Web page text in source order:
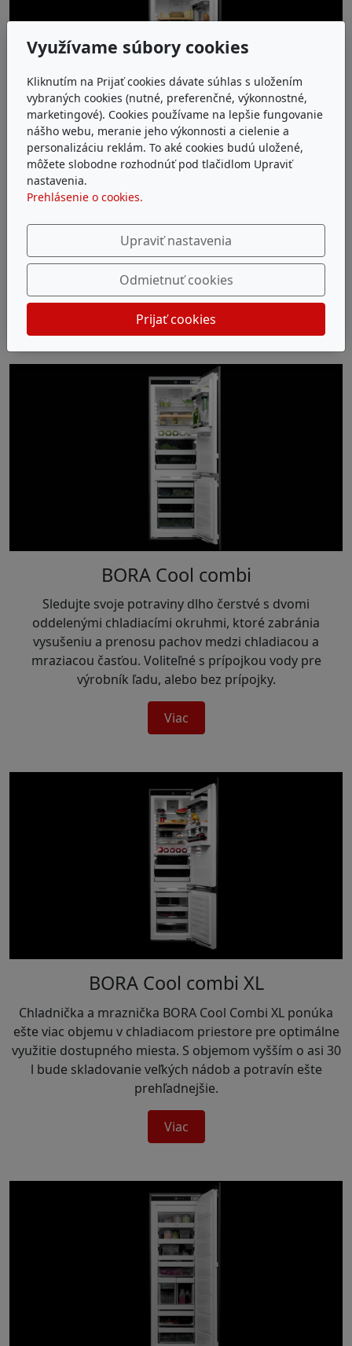
požiadavky. Dokonale doplnená užitočným
príslušenstvom a podľa individuálnych preferencií s,
alebo bez 4-hviezdičkového mraziaceho priečinka.
BORA Cool combi
Sledujte svoje potraviny dlho čerstvé s dvomi
oddelenými chladiacími okruhmi, ktoré zabránia
vysušeniu a prenosu pachov medzi chladiacou a
mraziacou časťou. Voliteľné s prípojkou vody pre
výrobník ľadu, alebo bez prípojky.
Viac
BORA Cool combi XL
Chladnička a mraznička BORA Cool Combi XL ponúka
ešte viac objemu v chladiacom priestore pre optimálne
využitie dostupného miesta. S objemom vyšším o asi 30
l bude skladovanie veľkých nádob a potravín ešte
prehľadnejšie.
Viac
Využívame súbory cookies
Kliknutím na Prijať cookies dávate súhlas s uložením
vybraných cookies (nutné, preferenčné, výkonnostné,
marketingové). Cookies používame na lepšie fungovanie
nášho webu, meranie jeho výkonnosti a cielenie a
personalizáciu reklám. To aké cookies budú uložené,
môžete slobodne rozhodnúť pod tlačidlom Upraviť
nastavenia.
Prehlásenie o cookies.
Upraviť nastavenia
Odmietnuť cookies
Prijať cookies